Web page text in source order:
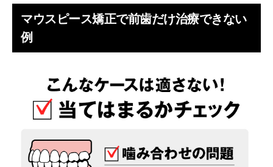
マウスピース矯正で前歯だけ治療できない
例